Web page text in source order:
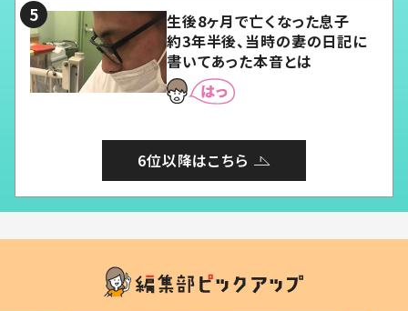
生後8ヶ月で亡くなった息子
約3年半後、当時の妻の日記に
書いてあった本音とは
6位以降はこちら